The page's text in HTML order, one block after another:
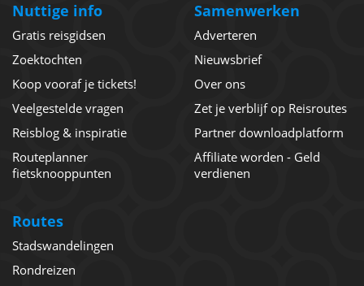
Nuttige info
Gratis reisgidsen
Zoektochten
Koop vooraf je tickets!
Veelgestelde vragen
Reisblog & inspiratie
Routeplanner
fietsknooppunten
Samenwerken
Adverteren
Nieuwsbrief
Over ons
Zet je verblijf op Reisroutes
Partner downloadplatform
Affiliate worden - Geld
verdienen
Routes
Stadswandelingen
Rondreizen